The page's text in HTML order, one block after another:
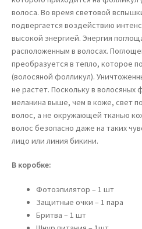
волоса. Во время световой
подвергается воздействию
высокой энергией. Энергия
расположенным в волосах.
преобразуется в тепло, которое
(волосяной фолликул).
не растет. Поскольку в волосяных
меланина выше, чем в коже, свет
волос, а не окружающей тканью
волос безопасно даже на таких
лицо или линия бикини.
В коробке:
Фотоэпилятор – 1 шт
Защитные очки – 1 пара
Бритва – 1 шт